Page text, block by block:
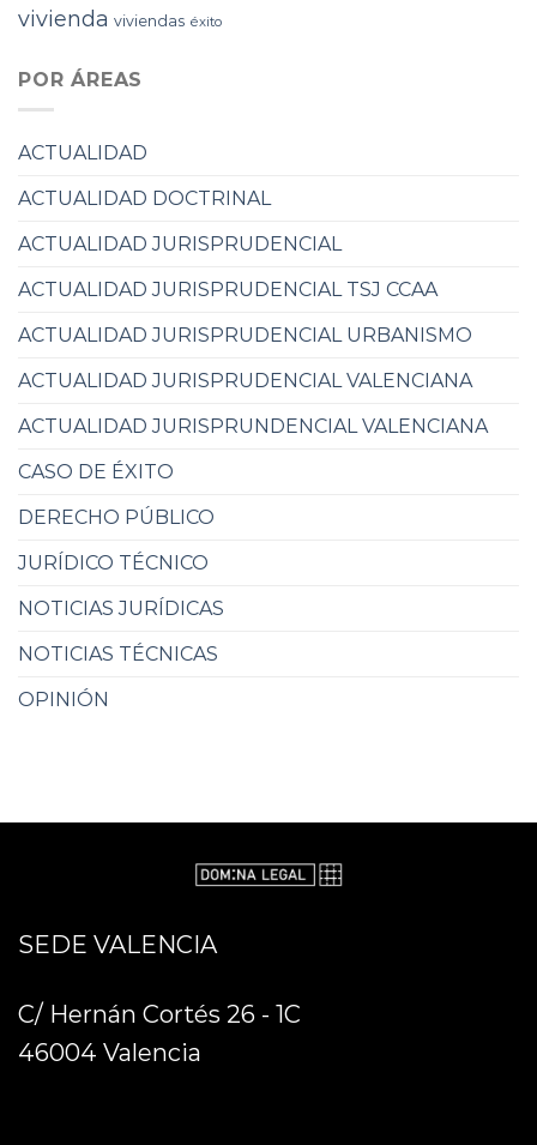
vivienda viviendas éxito
POR ÁREAS
ACTUALIDAD
ACTUALIDAD DOCTRINAL
ACTUALIDAD JURISPRUDENCIAL
ACTUALIDAD JURISPRUDENCIAL TSJ CCAA
ACTUALIDAD JURISPRUDENCIAL URBANISMO
ACTUALIDAD JURISPRUDENCIAL VALENCIANA
ACTUALIDAD JURISPRUNDENCIAL VALENCIANA
CASO DE ÉXITO
DERECHO PÚBLICO
JURÍDICO TÉCNICO
NOTICIAS JURÍDICAS
NOTICIAS TÉCNICAS
OPINIÓN
SEDE VALENCIA
C/ Hernán Cortés 26 - 1C
46004 Valencia